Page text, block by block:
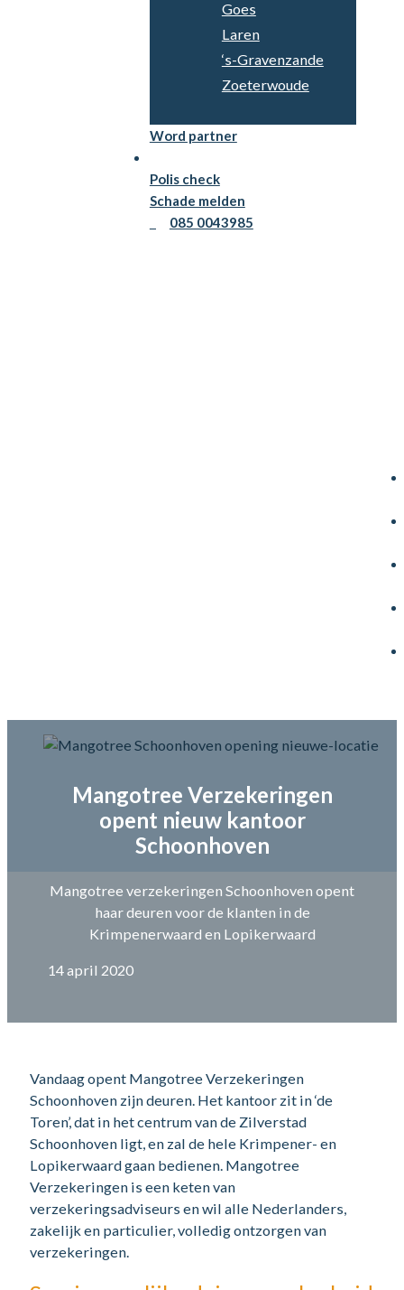
Goes
Laren
‘s-Gravenzande
Zoeterwoude
Word partner
Polis check
Schade melden
085 0043985
Mangotree Verzekeringen
opent nieuw kantoor
Schoonhoven
Mangotree verzekeringen Schoonhoven opent
haar deuren voor de klanten in de
Krimpenerwaard en Lopikerwaard
14 april 2020
Vandaag opent Mangotree Verzekeringen
Schoonhoven zijn deuren. Het kantoor zit in ‘de
Toren’, dat in het centrum van de Zilverstad
Schoonhoven ligt, en zal de hele Krimpener- en
Lopikerwaard gaan bedienen. Mangotree
Verzekeringen is een keten van
verzekeringsadviseurs en wil alle Nederlanders,
zakelijk en particulier, volledig ontzorgen van
verzekeringen.